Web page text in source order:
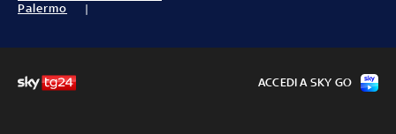
Palermo
ACCEDI A SKY GO